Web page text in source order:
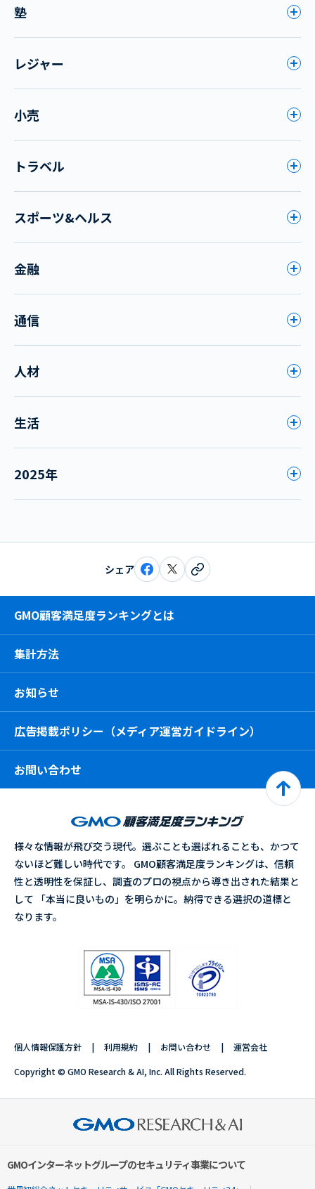
塾
レジャー
小売
トラベル
スポーツ&ヘルス
金融
通信
人材
生活
2025年
シェア
GMO顧客満足度ランキングとは
集計方法
お知らせ
広告掲載ポリシー（メディア運営ガイドライン）
お問い合わせ
様々な情報が飛び交う現代。選ぶことも選ばれることも、かつて
ないほど難しい時代です。 GMO顧客満足度ランキングは、信頼
性と透明性を保証し、調査のプロの視点から導き出された結果と
して 「本当に良いもの」を明らかに。納得できる選択の道標と
なります。
個人情報保護方針 利用規約 お問い合わせ 運営会社
Copyright © GMO Research & AI, Inc. All Rights Reserved.
GMOインターネットグループのセキュリティ事業について